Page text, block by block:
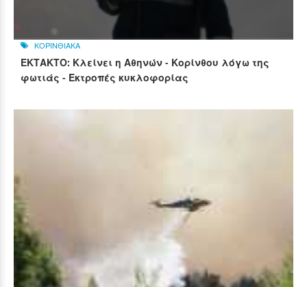
ΚΟΡΙΝΘΙΑΚΑ
ΕΚΤΑΚΤΟ: Κλείνει η Αθηνών - Κορίνθου λόγω της
φωτιάς - Εκτροπές κυκλοφορίας